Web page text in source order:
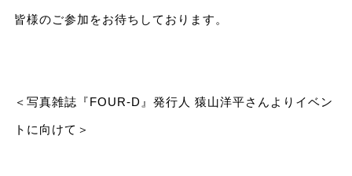
皆様のご参加をお待ちしております。
＜写真雑誌『FOUR-D』発行人 猿山洋平さんよりイベン
トに向けて＞